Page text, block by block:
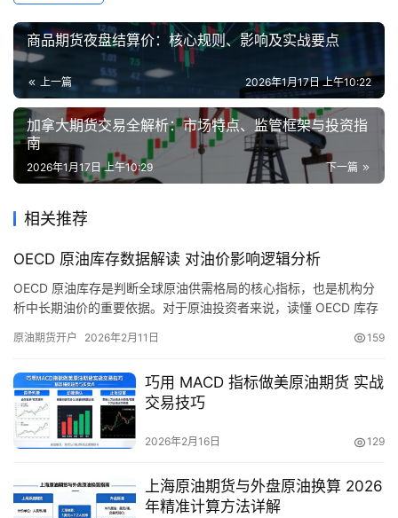
商品期货夜盘结算价：核心规则、影响及实战要点
上一篇 2026年1月17日 上午10:22
加拿大期货交易全解析：市场特点、监管框架与投资指
南
下一篇
2026年1月17日 上午10:29
相关推荐
OECD 原油库存数据解读 对油价影响逻辑分析
OECD 原油库存是判断全球原油供需格局的核心指标，也是机构分
析中长期油价的重要依据。对于原油投资者来说，读懂 OECD 库存
辑，避免被短期波动带偏。本文系统解读 OECD 原油库存数据，揭
作与发展组织的简称，成员国多为发达经济体，是全球原…
原油期货开户 2026年2月11日 159
巧用 MACD 指标做美原油期货 实战
交易技巧
2026年2月16日 129
上海原油期货与外盘原油换算 2026
年精准计算方法详解